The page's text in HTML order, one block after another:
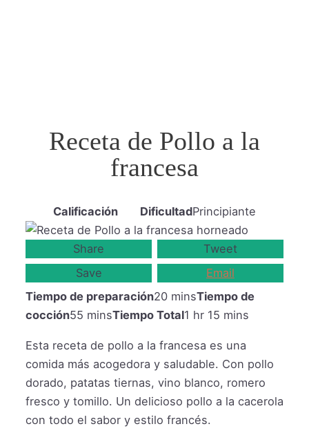
Receta de Pollo a la
francesa
Calificación DificultadPrincipiante
Share
Tweet
Save
Email
Tiempo de preparación20 minsTiempo de
cocción55 minsTiempo Total1 hr 15 mins
Esta receta de pollo a la francesa es una
comida más acogedora y saludable. Con pollo
dorado, patatas tiernas, vino blanco, romero
fresco y tomillo. Un delicioso pollo a la cacerola
con todo el sabor y estilo francés.